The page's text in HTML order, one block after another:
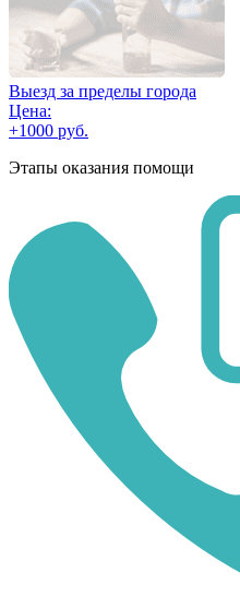
Выезд за пределы города
Цена:
+1000 руб.
Этапы оказания помощи